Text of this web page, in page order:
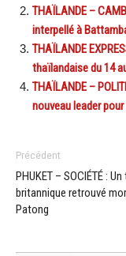
THAÏLANDE –
interpellé à
THAÏLANDE
thaïlandaise du 14
THAÏLANDE –
nouveau leader
Précédent
PHUKET – SOCIÉTÉ :
britannique retrouvé
Patong